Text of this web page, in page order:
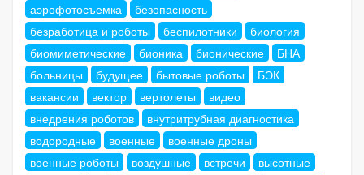
аэрофотосъемка
безопасность
безработица и роботы
беспилотники
биология
биомиметические
бионика бионические
БНА
больницы
будущее бытовые роботы
БЭК
вакансии
вектор вертолеты
видео
внедрения роботов
внутритрубная диагностика
водородные
военные
военные дроны
военные роботы
воздушные встречи
высотные